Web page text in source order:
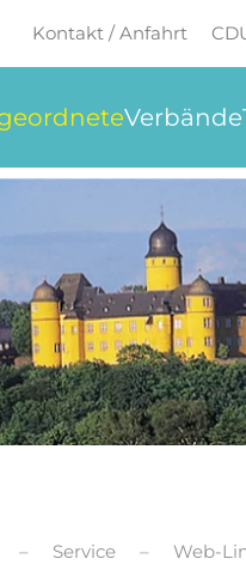
Kontakt / Anfahrt
Verbände
Service Web-